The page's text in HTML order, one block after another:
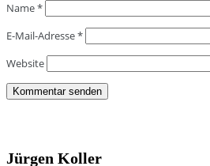
Name*
E-Mail-Adresse*
Website
Jürgen Koller